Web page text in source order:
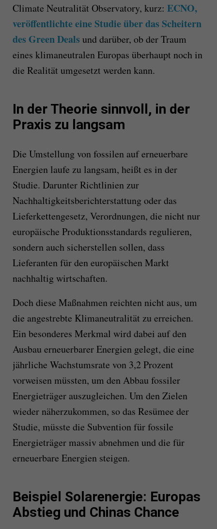
Climate Neutralität Observatory, kurz: ECNO,
veröffentlichte eine Studie über das Scheitern
des Green Deals und darüber, ob der Traum
eines klimaneutralen Europas überhaupt noch in
die Realität umgesetzt werden kann.
In der Theorie sinnvoll, in der
Praxis zu langsam
Die Umstellung von fossilen auf erneuerbare
Energien laufe zu langsam, heißt es in der
Studie. Darunter Richtlinien zur
Nachhaltigkeitsberichterstattung oder das
Lieferkettengesetz, Verordnungen, die nicht nur
europäische Produktionsstandards regulieren,
sondern auch sicherstellen sollen, dass
Lieferanten für den europäischen Markt
nachhaltig wirtschaften.
Doch diese Maßnahmen reichten nicht aus, um
die angestrebte Klimaneutralität zu erreichen.
Ein besonderes Merkmal wird dabei auf den
Ausbau erneuerbarer Energien gelegt, die eine
jährliche Wachstumsrate von 3,2 Prozent
vorweisen müssten, um den Abbau fossiler
Energieträger auszugleichen. Um den Zielen
wieder näherzukommen, so das Resümee der
Studie, müsste die Subvention für fossile
Energieträger massiv abnehmen und die für
erneuerbare Energien steigen.
Beispiel Solarenergie: Europas
Abstieg und Chinas Chance